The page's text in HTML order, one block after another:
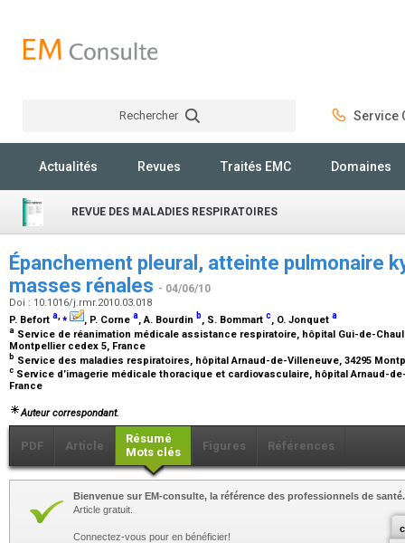
Rechercher Service
Actualités Revues Traités EMC Domaines
REVUE DES MALADIES RESPIRATOIRES
Épanchement pleural, atteinte pulmonaire
masses rénales - 04/06/10
Doi : 10.1016/j.rmr.2010.03.018
P. Befort a,⁎ , P. Corne a, A. Bourdin b, S. Bommart c, O. Jonquet a
a Service de réanimation médicale assistance respiratoire, hôpital Gui-de-
Montpellier cedex 5, France
b Service des maladies respiratoires, hôpital Arnaud-de-Villeneuve, 34295
c Service d’imagerie médicale thoracique et cardiovasculaire, hôpital Arnaud-
France
Auteur correspondant.
PDF Article
Résumé
Mots clés
Figures Références
Bienvenue sur EM-consulte, la référence des professionnels de santé.
Article gratuit.
Connectez-vous pour en bénéficier!